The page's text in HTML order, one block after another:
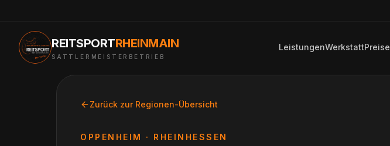
REITSPORTRHEINMAIN
SATTLERMEISTERBETRIEB
LeistungenWerkstattPreise
Zurück zur Regionen-Übersicht
OPPENHEIM · RHEINHESSEN